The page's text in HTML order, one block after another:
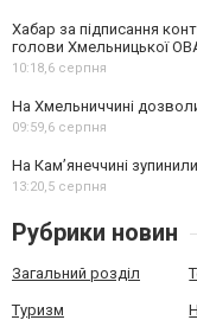
Хабар за підписання
голови Хмельницької
10:18,6 серпня
На Хмельниччині
09:59,6 серпня
На Камʼянеччині
13:20,5 серпня
Рубрики новин
Загальний розділ
Туризм